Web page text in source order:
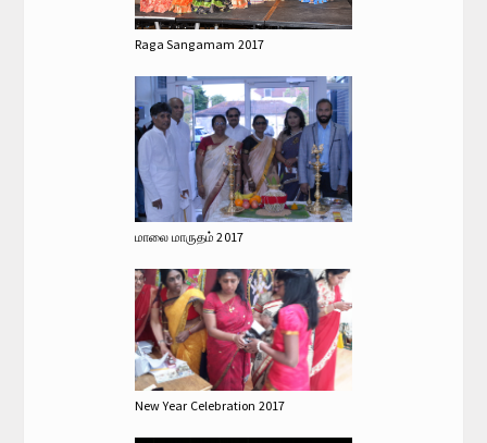
Raga Sangamam 2017
மாலை மாருதம் 2017
New Year Celebration 2017